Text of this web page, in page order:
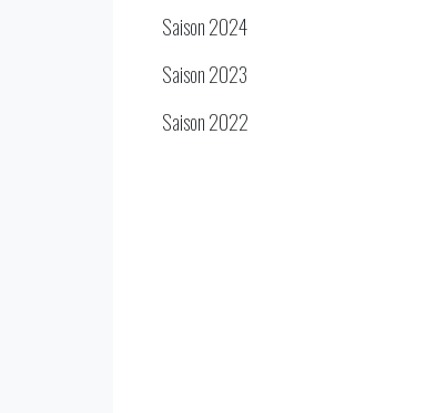
Saison 2024
Saison 2023
Saison 2022